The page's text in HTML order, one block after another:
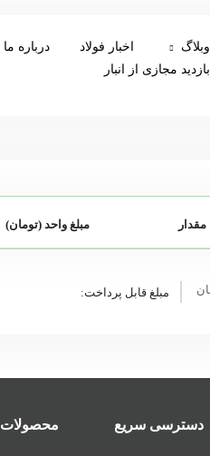
وبلاگ اخبار فولاد درباره ما
بازدید مجازی از انبار
مقدار مبلغ واحد (تومان)
مبلغ قابل پرداخت:
دسترسی سریع محصولات